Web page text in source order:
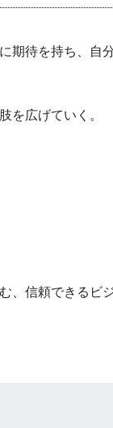
待を持ち、
広げていく。
信頼できるビ